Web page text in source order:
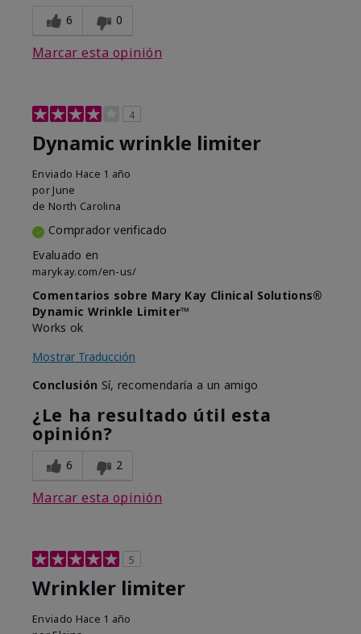
6 0
Marcar esta opinión
4
Dynamic wrinkle limiter
Enviado Hace 1 año
por June
de North Carolina
Comprador verificado
Evaluado en
marykay.com/en-us/
Comentarios sobre Mary Kay Clinical Solutions®
Dynamic Wrinkle Limiter™
Works ok
Mostrar Traducción
Conclusión Sí, recomendaría a un amigo
¿Le ha resultado útil esta
opinión?
6 2
Marcar esta opinión
5
Wrinkler limiter
Enviado Hace 1 año